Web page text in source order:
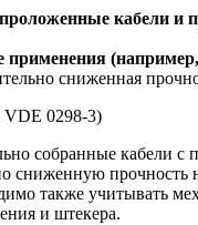
кабели и
сниженная
VDE 0298-3)
собранные кабели с
сниженную прочность
также учитывать
и штекера.